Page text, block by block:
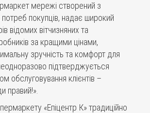
мережі створений з
покупців, надає широкий
відомих вітчизняних та
за кращими цінами,
зручність та комфорт для
підтверджується
обслуговування клієнтів –
правий!».
«Епіцентр К» традиційно